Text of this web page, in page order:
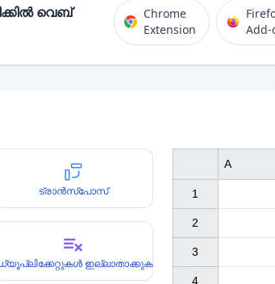
വെബ്
Chrome
Extension
Add-
ട്രാൻസ്പോസ്
ഇല്ലാതാക്കുക
1
2
3
4
A